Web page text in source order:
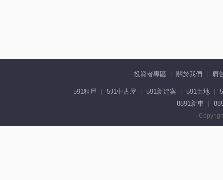
投資者專區 關於我們 廣
591租屋 591中古屋 591新建案 591土地
8891新車